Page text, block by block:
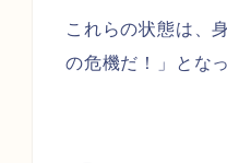
これらの状態は、
の危機だ！」とな